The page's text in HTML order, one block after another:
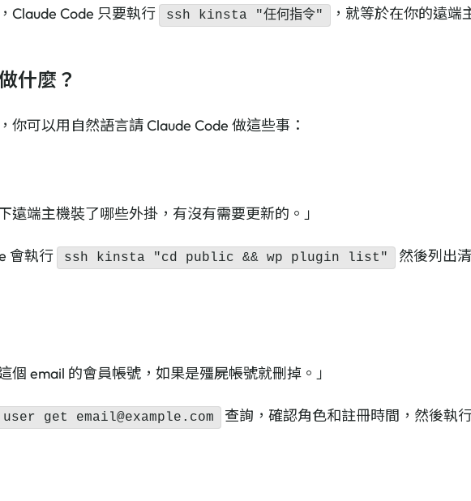
Claude Code 只要執行 ssh kinsta "任何指令" ，就等於在你的遠端
什麼？
你可以用自然語言請 Claude Code 做這些事：
遠端主機裝了哪些外掛，有沒有需要更新的。」
會執行 ssh kinsta "cd public && wp plugin list"
然後列出
個 email 的會員帳號，如果是殭屍帳號就刪掉。」
user get email@example.com
查詢，確認角色和註冊時間，然後執